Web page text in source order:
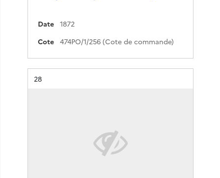
Date
1872
Cote
474PO/1/256 (Cote de commande)
Résultat n°
28